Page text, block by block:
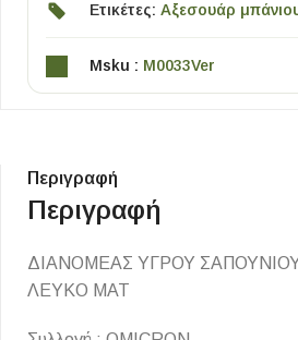
Ετικέτες: Αξεσουάρ
Msku : M0033Ver
Περιγραφή
Περιγραφή
ΔΙΑΝΟΜΕΑΣ ΥΓΡΟΥ ΣΑΠΟΥΝΙΟΥ
ΛΕΥΚΟ ΜΑΤ